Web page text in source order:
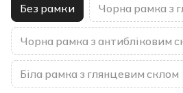
Без рамки Чорна рамка з
Чорна рамка з антибліковим
Біла рамка з глянцевим склом